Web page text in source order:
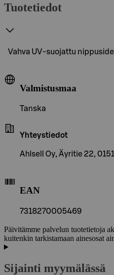
Tuotetiedot
Vahva UV-suojattu
Valmistusmaa
Tanska
Yhteystiedot
Ahlsell Oy, Äyritie 22,
EAN
7318270005469
Päivitämme palvelun tuotetietoja
kuitenkin tarkistamaan ainesosat
Sijainti myymälässä